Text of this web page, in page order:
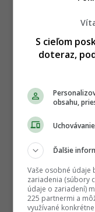
S cieľom
doteraz,
obsahu,
Ďalšie
Vaše osobné údaje
zariadenia (súbory
údaje o zariadení)
225 partnermi a
využívané